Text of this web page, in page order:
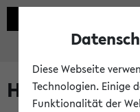
Hilfe &
Diese Webseite
Technologien. Einige
Funktionalität der